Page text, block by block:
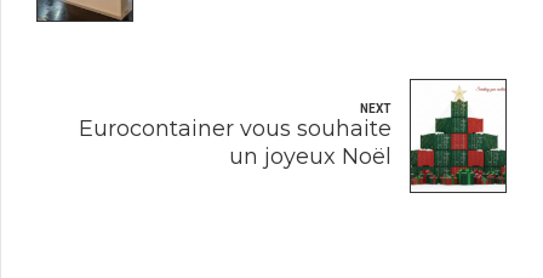
NEXT
Eurocontainer vous souhaite
un joyeux Noël